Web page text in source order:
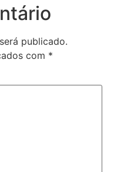
publicado.
com *